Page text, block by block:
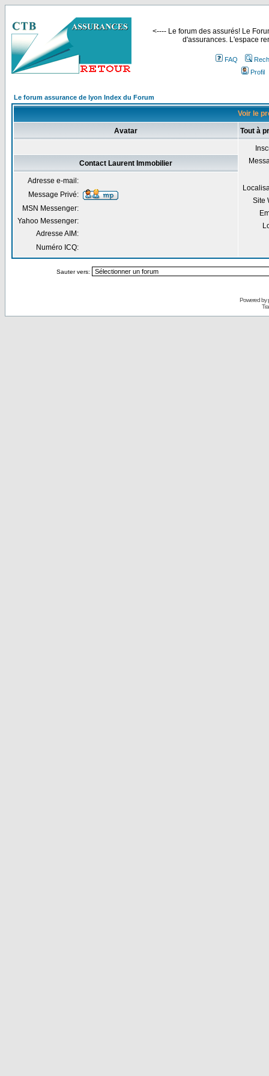
<---- Le forum des assurés! Le
d'assurances. L'espace
FAQ
Profil
Le forum assurance de lyon Index du Forum
Voir le
Avatar Tout à
Site
Contact Laurent Immobilier
Adresse e-mail:
Message Privé:
MSN Messenger:
Yahoo Messenger:
Adresse AIM:
Numéro ICQ:
Sauter vers:
Powered by